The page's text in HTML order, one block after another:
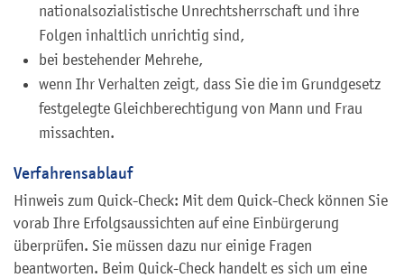
nationalsozialistische Unrechtsherrschaft und ihre
Folgen inhaltlich unrichtig sind,
bei bestehender Mehrehe,
wenn Ihr Verhalten zeigt, dass Sie die im Grundgesetz
festgelegte Gleichberechtigung von Mann und Frau
missachten.
Verfahrensablauf
Hinweis zum Quick-Check: Mit dem Quick-Check können Sie
vorab Ihre Erfolgsaussichten auf eine Einbürgerung
überprüfen. Sie müssen dazu nur einige Fragen
beantworten. Beim Quick-Check handelt es sich um eine